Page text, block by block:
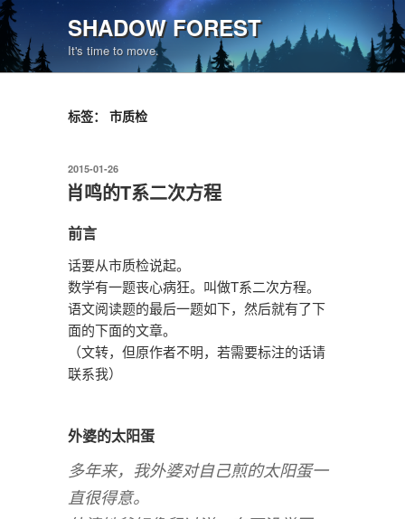
跳
至
内
容
SHADOW FOREST
It's time to move.
标签： 市质检
发
布
于
2015-01-26
肖鸣的T系二次方程
前言
话要从市质检说起。
数学有一题丧心病狂。叫做T系二次方程。
语文阅读题的最后一题如下，然后就有了下
面的下面的文章。
（文转，但原作者不明，若需要标注的话请
联系我）
外婆的太阳蛋
多年来，我外婆对自己煎的太阳蛋一
直很得意。